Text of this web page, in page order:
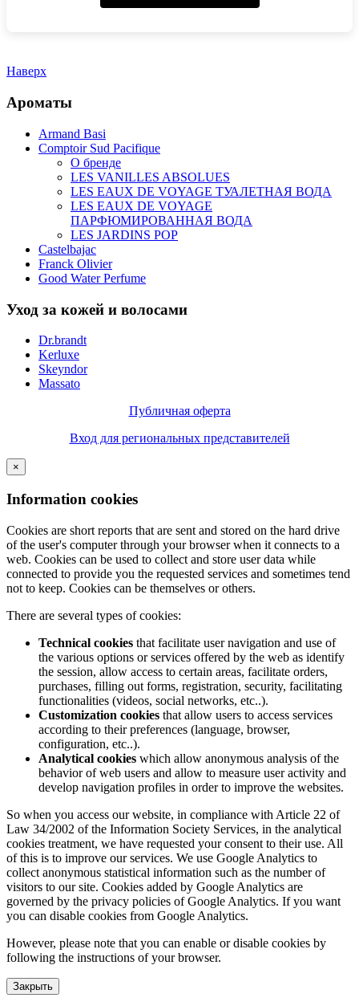
Наверх
Ароматы
Armand Basi
Comptoir Sud Pacifique
О бренде
LES VANILLES ABSOLUES
LES EAUX DE VOYAGE ТУАЛЕТНАЯ ВОДА
LES EAUX DE VOYAGE
ПАРФЮМИРОВАННАЯ ВОДА
LES JARDINS POP
Castelbajac
Franck Olivier
Good Water Perfume
Уход за кожей и волосами
Dr.brandt
Kerluxe
Skeyndor
Massato
Публичная оферта
Вход для региональных представителей
×
Information cookies
Cookies are short reports that are sent and stored on the hard drive
of the user's computer through your browser when it connects to a
web. Cookies can be used to collect and store user data while
connected to provide you the requested services and sometimes tend
not to keep. Cookies can be themselves or others.
There are several types of cookies:
Technical cookies that facilitate user navigation and use of
the various options or services offered by the web as identify
the session, allow access to certain areas, facilitate orders,
purchases, filling out forms, registration, security, facilitating
functionalities (videos, social networks, etc..).
Customization cookies that allow users to access services
according to their preferences (language, browser,
configuration, etc..).
Analytical cookies which allow anonymous analysis of the
behavior of web users and allow to measure user activity and
develop navigation profiles in order to improve the websites.
So when you access our website, in compliance with Article 22 of
Law 34/2002 of the Information Society Services, in the analytical
cookies treatment, we have requested your consent to their use. All
of this is to improve our services. We use Google Analytics to
collect anonymous statistical information such as the number of
visitors to our site. Cookies added by Google Analytics are
governed by the privacy policies of Google Analytics. If you want
you can disable cookies from Google Analytics.
However, please note that you can enable or disable cookies by
following the instructions of your browser.
Закрыть